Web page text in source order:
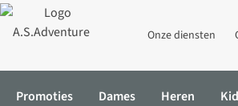
Onze diensten
Promoties Dames Heren